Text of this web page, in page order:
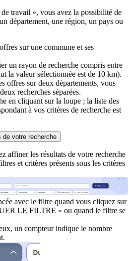
travail », vous avez la possibilité de
département, une région, un pays ou
sur une commune et ses
un rayon de recherche compris entre
la valeur sélectionnée est de 10 km).
offres sur deux départements, vous
recherches séparées.
en cliquant sur la loupe ; la liste des
à vos critères de recherche est
votre recherche
affiner les résultats de votre recherche
et critères présents sous les critères
avec le filtre quand vous cliquez sur
LE FILTRE » ou quand le filtre se
un compteur indique le nombre